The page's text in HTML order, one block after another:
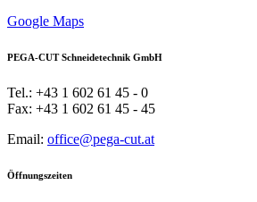
Google Maps
PEGA-CUT Schneidetechnik GmbH
Tel.: +43 1 602 61 45 - 0
Fax: +43 1 602 61 45 - 45
Email: office@pega-cut.at
Öffnungszeiten